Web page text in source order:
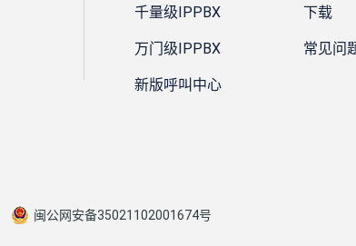
千量级IPPBX
万门级IPPBX
新版呼叫中心
下载
常见问
闽公网安备35021102001674号